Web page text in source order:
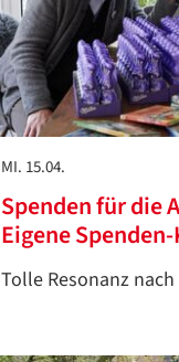
MI. 15.04.
Spenden für die
Eigene
Tolle Resonanz